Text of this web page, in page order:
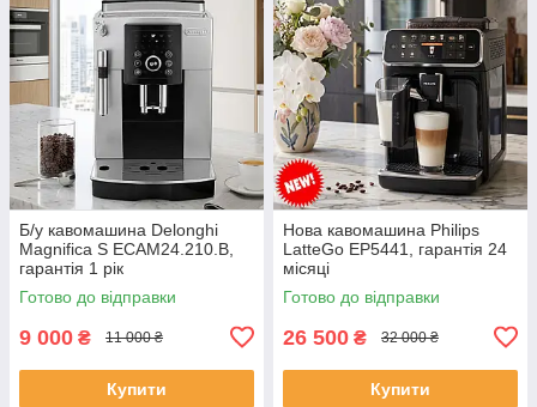
Б/у кавомашина Delonghi
Magnifica S ECAM24.210.B,
гарантія 1 рік
Готово до відправки
9 000 ₴ 11 000 ₴
Купити
Нова кавомашина Philips
LatteGo EP5441, гарантія 24
місяці
Готово до відправки
26 500 ₴ 32 000 ₴
Купити